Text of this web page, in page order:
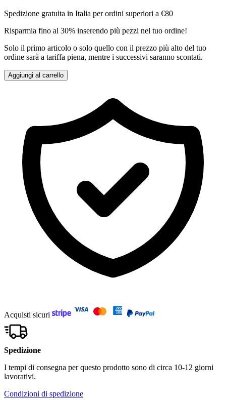
Spedizione gratuita in Italia per ordini superiori a €80
Risparmia fino al 30% inserendo più pezzi nel tuo ordine!
Solo il primo articolo o solo quello con il prezzo più alto del tuo
ordine sarà a tariffa piena, mentre i successivi saranno scontati.
Aggiungi al carrello
Acquisti sicuri
Spedizione
I tempi di consegna per questo prodotto sono di circa 10-12 giorni
lavorativi.
Condizioni di spedizione